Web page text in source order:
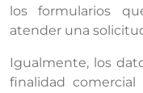
los formularios
atender una
Igualmente, los
finalidad comercial